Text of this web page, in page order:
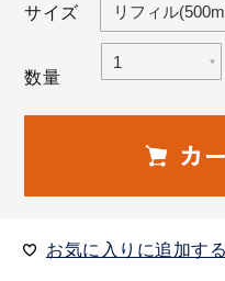
サイズ
数量
お気に入りに追加する